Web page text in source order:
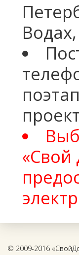
«Свой
© 2009-2016